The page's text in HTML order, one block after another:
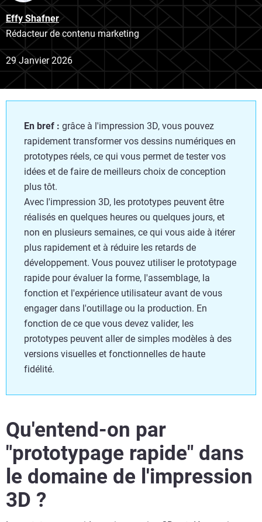
Effy Shafner
Rédacteur de contenu marketing
29 Janvier 2026
En bref : grâce à l'impression 3D, vous pouvez
rapidement transformer vos dessins numériques en
prototypes réels, ce qui vous permet de tester vos
idées et de faire de meilleurs choix de conception
plus tôt.
Avec l'impression 3D, les prototypes peuvent être
réalisés en quelques heures ou quelques jours, et
non en plusieurs semaines, ce qui vous aide à itérer
plus rapidement et à réduire les retards de
développement. Vous pouvez utiliser le prototypage
rapide pour évaluer la forme, l'assemblage, la
fonction et l'expérience utilisateur avant de vous
engager dans l'outillage ou la production. En
fonction de ce que vous devez valider, les
prototypes peuvent aller de simples modèles à des
versions visuelles et fonctionnelles de haute
fidélité.
Qu'entend-on par
"prototypage rapide" dans
le domaine de l'impression
3D ?